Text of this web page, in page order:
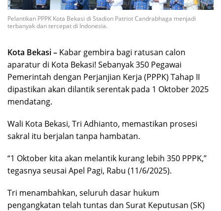
Pelantikan PPPK Kota Bekasi di Stadion Patriot Candrabhaga menjadi
terbanyak dan tercepat di Indonesia.
Kota Bekasi – Kabar gembira bagi ratusan calon
aparatur di Kota Bekasi! Sebanyak 350 Pegawai
Pemerintah dengan Perjanjian Kerja (PPPK) Tahap II
dipastikan akan dilantik serentak pada 1 Oktober 2025
mendatang.
Wali Kota Bekasi, Tri Adhianto, memastikan prosesi
sakral itu berjalan tanpa hambatan.
“1 Oktober kita akan melantik kurang lebih 350 PPPK,”
tegasnya seusai Apel Pagi, Rabu (11/6/2025).
Tri menambahkan, seluruh dasar hukum
pengangkatan telah tuntas dan Surat Keputusan (SK)